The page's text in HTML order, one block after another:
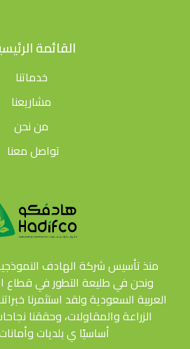
القائمة
خدماتنا
مشاريعنا
من نحن
تواصل معنا
منذ تأسيس شركة الهادف النموذجية
ونحن في طليعة التطور في قطاع
العربية السعودية ولقد استثمرنا
الزراعة والمقاولات، وحققنا
أساسيًا ي بلديات